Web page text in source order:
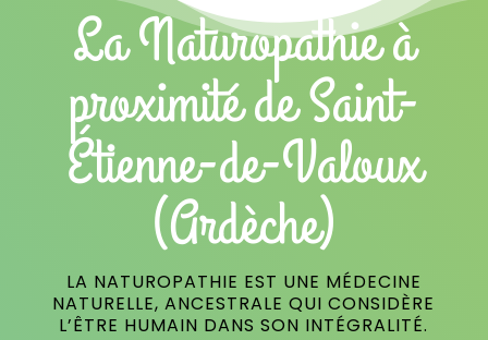
La Naturopathie à
proximité de Saint-
Étienne-de-Valoux
(Ardèche)
LA NATUROPATHIE EST UNE MÉDECINE
NATURELLE, ANCESTRALE QUI CONSIDÈRE
L’ÊTRE HUMAIN DANS SON INTÉGRALITÉ.